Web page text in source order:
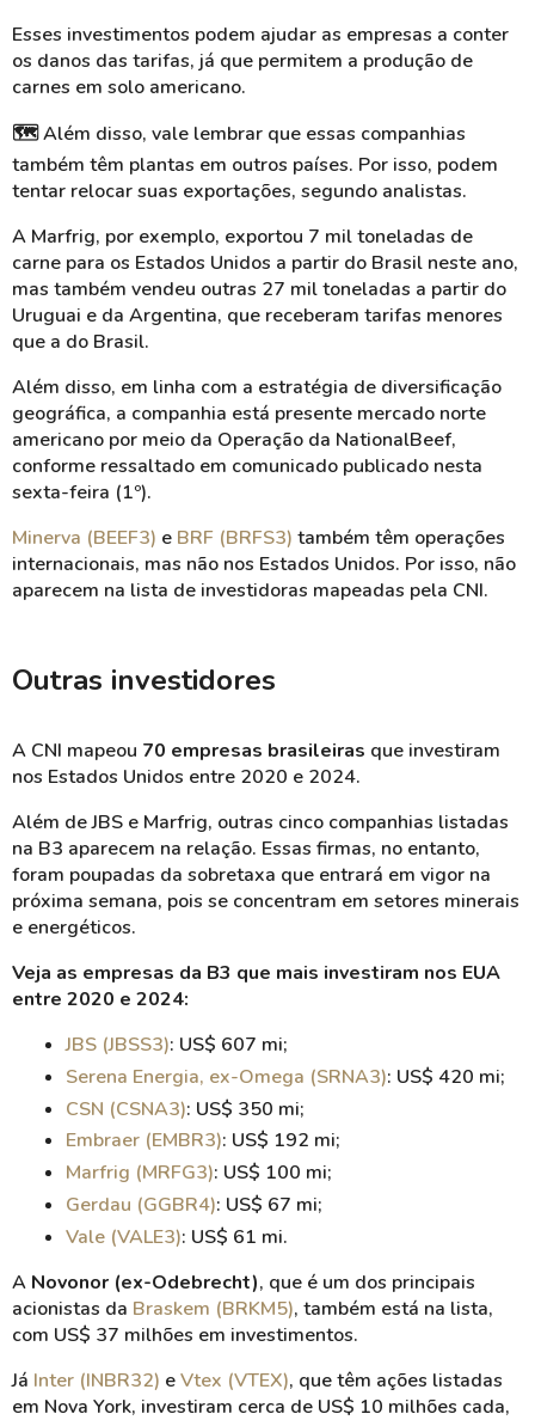
Esses investimentos podem ajudar as empresas a conter
os danos das tarifas, já que permitem a produção de
carnes em solo americano.
🗺️Além disso, vale lembrar que essas companhias
também têm plantas em outros países. Por isso, podem
tentar relocar suas exportações, segundo analistas.
A Marfrig, por exemplo, exportou 7 mil toneladas de
carne para os Estados Unidos a partir do Brasil neste ano,
mas também vendeu outras 27 mil toneladas a partir do
Uruguai e da Argentina, que receberam tarifas menores
que a do Brasil.
Além disso, em linha com a estratégia de diversificação
geográfica, a companhia está presente mercado norte
americano por meio da Operação da NationalBeef,
conforme ressaltado em comunicado publicado nesta
sexta-feira (1º).
Minerva (BEEF3) e BRF (BRFS3) também têm operações
internacionais, mas não nos Estados Unidos. Por isso, não
aparecem na lista de investidoras mapeadas pela CNI.
Outras investidores
A CNI mapeou 70 empresas brasileiras que investiram
nos Estados Unidos entre 2020 e 2024.
Além de JBS e Marfrig, outras cinco companhias listadas
na B3 aparecem na relação. Essas firmas, no entanto,
foram poupadas da sobretaxa que entrará em vigor na
próxima semana, pois se concentram em setores minerais
e energéticos.
Veja as empresas da B3 que mais investiram nos EUA
entre 2020 e 2024:
JBS (JBSS3): US$ 607 mi;
Serena Energia, ex-Omega (SRNA3): US$ 420 mi;
CSN (CSNA3): US$ 350 mi;
Embraer (EMBR3): US$ 192 mi;
Marfrig (MRFG3): US$ 100 mi;
Gerdau (GGBR4): US$ 67 mi;
Vale (VALE3): US$ 61 mi.
A Novonor (ex-Odebrecht), que é um dos principais
acionistas da Braskem (BRKM5), também está na lista,
com US$ 37 milhões em investimentos.
Já Inter (INBR32) eVtex (VTEX), que têm ações listadas
em Nova York, investiram cerca de US$ 10 milhões cada,